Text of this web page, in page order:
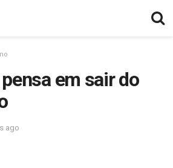
em sair do
ago